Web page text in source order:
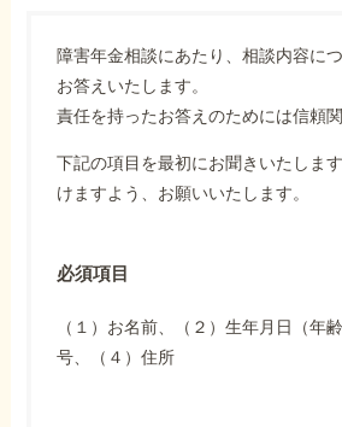
障害年金相談にあたり、相談内容に
お答えいたします。
責任を持ったお答えのためには信頼
下記の項目を最初にお聞きいたしま
けますよう、お願いいたします。
必須項目
（１）お名前、（２）生年月日（年
号、（４）住所